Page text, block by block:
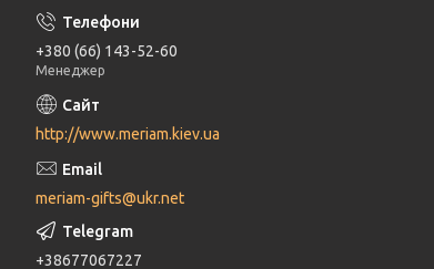
+380 (66) 143-52-60
Менеджер
http://www.meriam.kiev.ua
meriam-gifts@ukr.net
+38677067227